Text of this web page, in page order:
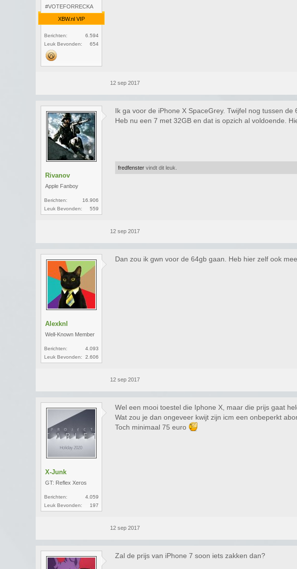
#VOTEFORRECKA
XBW.nl VIP
Berichten:
6.594
Leuk Bevonden:
654
12 sep 2017
Rivanov
Apple Fanboy
Berichten:
16.906
Leuk Bevonden:
559
Ik ga voor de iPhone X SpaceGrey. Twijfel nog tussen de
Heb nu een 7 met 32GB en dat is opzich al voldoende.
12 sep 2017
fredfenster vindt dit leuk.
Alexknl
Well-Known Member
Berichten:
4.093
Leuk Bevonden:
2.606
Dan zou ik gwn voor de 64gb gaan. Heb hier zelf ook
12 sep 2017
X-Junk
GT: Reflex Xeros
Berichten:
4.059
Leuk Bevonden:
197
Wel een mooi toestel die Iphone X, maar die prijs gaat
Wat zou je dan ongeveer kwijt zijn icm een onbeperkt
Toch minimaal 75 euro
12 sep 2017
Zal de prijs van iPhone 7 soon iets zakken dan?